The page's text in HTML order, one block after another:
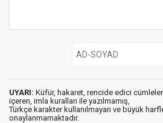
UYARI: Küfür, hakaret, rencide edici cümleler
içeren, imla kuralları ile yazılmamış,
Türkçe karakter kullanılmayan ve büyük
onaylanmamaktadır.